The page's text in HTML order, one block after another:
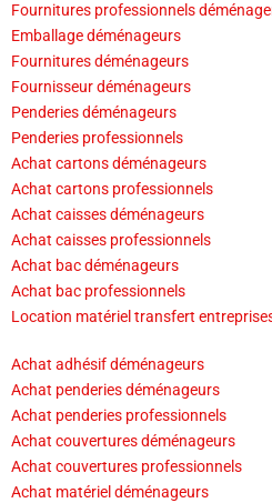
Fournitures professionnels
Emballage déménageurs
Fournitures déménageurs
Fournisseur déménageurs
Penderies déménageurs
Penderies professionnels
Achat cartons déménageurs
Achat cartons professionnels
Achat caisses déménageurs
Achat caisses professionnels
Achat bac déménageurs
Achat bac professionnels
Location matériel transfert
Achat adhésif déménageurs
Achat penderies déménageurs
Achat penderies professionnels
Achat couvertures déménageurs
Achat couvertures professionnels
Achat matériel déménageurs